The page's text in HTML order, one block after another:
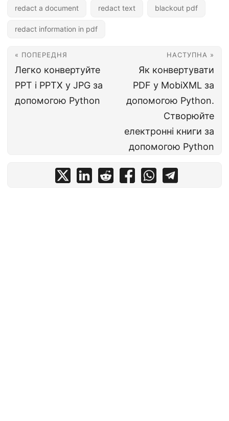
redact a document redact text blackout pdf
redact information in pdf
« ПОПЕРЕДНЯ
Легко конвертуйте
PPT і PPTX у JPG за
допомогою Python
НАСТУПНА »
Як конвертувати
PDF у MobiXML за
допомогою Python.
Створюйте
електронні книги за
допомогою Python